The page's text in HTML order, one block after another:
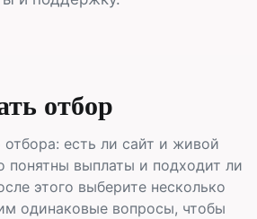
отбор
отбора: есть ли сайт и живой
понятны выплаты и подходит ли
этого выберите несколько
одинаковые вопросы, чтобы